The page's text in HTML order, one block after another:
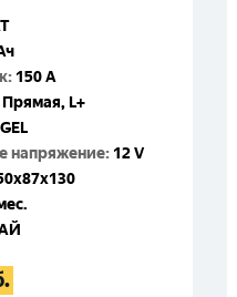
: 150 A
Прямая, L+
GEL
напряжение: 12 V